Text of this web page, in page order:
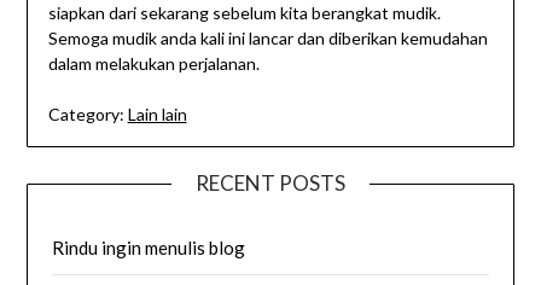
siapkan dari sekarang sebelum kita berangkat mudik.
Semoga mudik anda kali ini lancar dan diberikan kemudahan
dalam melakukan perjalanan.
Category: Lain lain
RECENT POSTS
Rindu ingin menulis blog